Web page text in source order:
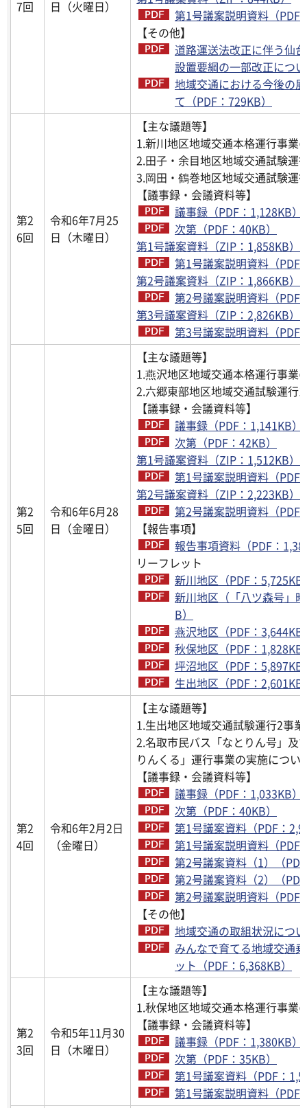
7回 日（火曜日）
第1号議案説明資料（PDF
【その他】
道路運送法改正に伴う仙
設置要綱の一部改正につ
地域交通における今後の
て（PDF：729KB）
第2
6回
令和6年7月25
日（木曜日）
【主な議題等】
1.新川地区地域交通本格運行事業
2.田子・余目地区地域交通試験運
3.岡田・鶴巻地区地域交通試験運
【議事録・会議資料等】
議事録（PDF：1,128KB）
次第（PDF：40KB）
第1号議案資料（ZIP：1,858KB）
第1号議案説明資料（PDF
第2号議案資料（ZIP：1,866KB）
第2号議案説明資料（PDF
第3号議案資料（ZIP：2,826KB）
第3号議案説明資料（PDF
第2
5回
令和6年6月28
日（金曜日）
【主な議題等】
1.燕沢地区地域交通本格運行事業
2.六郷東部地区地域交通試験運行
【議事録・会議資料等】
議事録（PDF：1,141KB）
次第（PDF：42KB）
第1号議案資料（ZIP：1,512KB）
第1号議案説明資料（PDF
第2号議案資料（ZIP：2,223KB）
第2号議案説明資料（PDF
【報告事項】
報告事項資料（PDF：
リーフレット
新川地区（PDF：5,725KB
新川地区（「八ツ森号」
B）
燕沢地区（PDF：3,644KB
秋保地区（PDF：1,828KB
坪沼地区（PDF：5,897KB
生出地区（PDF：2,601KB
第2
4回
令和6年2月2日
（金曜日）
【主な議題等】
1.生出地区地域交通試験運行2事
2.名取市民バス「なとりん号」及
りんくる」運行事業の実施につい
【議事録・会議資料等】
議事録（PDF：1,033KB）
次第（PDF：40KB）
第1号議案資料（PDF：
第1号議案説明資料（PDF
第2号議案資料（1）（
第2号議案資料（2）（
第2号議案説明資料（PDF
【その他】
地域交通の取組状況につ
みんなで育てる地域交通
ット（PDF：6,368KB）
第2
3回
令和5年11月30
日（木曜日）
【主な議題等】
1.秋保地区地域交通本格運行事業
【議事録・会議資料等】
議事録（PDF：1,380KB）
次第（PDF：35KB）
第1号議案資料（PDF：
第1号議案説明資料（PDF